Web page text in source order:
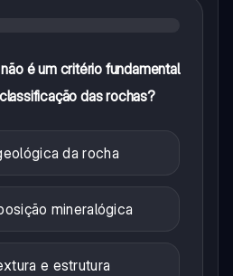
é um critério fundamental
das rochas?
da rocha
mineralógica
e estrutura